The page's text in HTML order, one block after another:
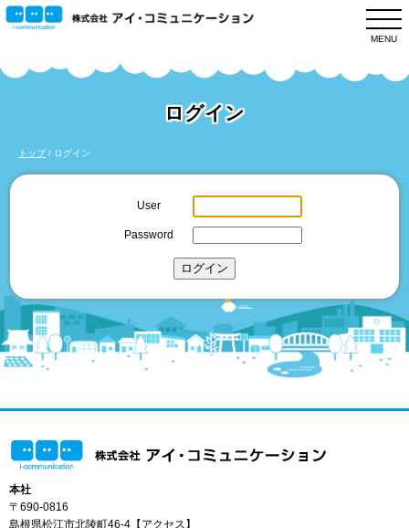
このページの本文へ
MENU
ログイン
現
在
トップ/ ログイン
User
Password
ログイン
本社
〒690-0816
島根県松江市北陵町46-4【 アクセス 】